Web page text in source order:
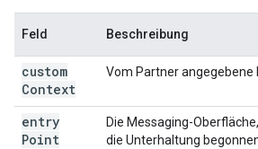
Feld Beschreibung
custom
Context
Vom Partner angegebene
entry
Point
Die Messaging-
die Unterhaltung